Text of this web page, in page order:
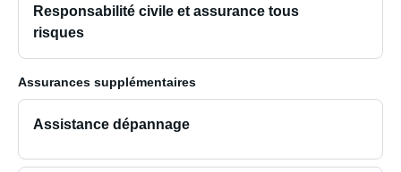
Responsabilité civile et assurance tous
risques
Assurances supplémentaires
Assistance dépannage